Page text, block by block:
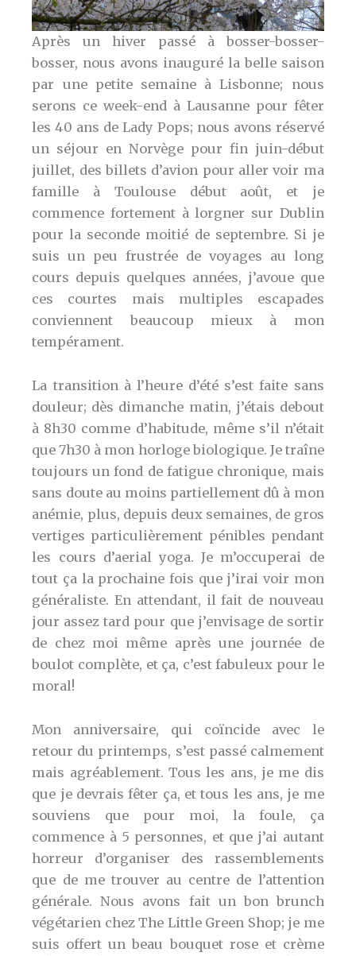
Après un hiver passé à bosser-bosser-
bosser, nous avons inauguré la belle saison
par une petite semaine à Lisbonne; nous
serons ce week-end à Lausanne pour fêter
les 40 ans de Lady Pops; nous avons réservé
un séjour en Norvège pour fin juin-début
juillet, des billets d’avion pour aller voir ma
famille à Toulouse début août, et je
commence fortement à lorgner sur Dublin
pour la seconde moitié de septembre. Si je
suis un peu frustrée de voyages au long
cours depuis quelques années, j’avoue que
ces courtes mais multiples escapades
conviennent beaucoup mieux à mon
tempérament.
La transition à l’heure d’été s’est faite sans
douleur; dès dimanche matin, j’étais debout
à 8h30 comme d’habitude, même s’il n’était
que 7h30 à mon horloge biologique. Je traîne
toujours un fond de fatigue chronique, mais
sans doute au moins partiellement dû à mon
anémie, plus, depuis deux semaines, de gros
vertiges particulièrement pénibles pendant
les cours d’aerial yoga. Je m’occuperai de
tout ça la prochaine fois que j’irai voir mon
généraliste. En attendant, il fait de nouveau
jour assez tard pour que j’envisage de sortir
de chez moi même après une journée de
boulot complète, et ça, c’est fabuleux pour le
moral!
Mon anniversaire, qui coïncide avec le
retour du printemps, s’est passé calmement
mais agréablement. Tous les ans, je me dis
que je devrais fêter ça, et tous les ans, je me
souviens que pour moi, la foule, ça
commence à 5 personnes, et que j’ai autant
horreur d’organiser des rassemblements
que de me trouver au centre de l’attention
générale. Nous avons fait un bon brunch
végétarien chez The Little Green Shop; je me
suis offert un beau bouquet rose et crème